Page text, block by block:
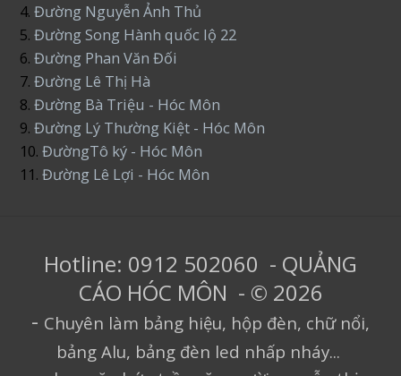
4. Đường Nguyễn Ảnh Thủ
5.Đường Song Hành quốc lộ 22
6.Đường Phan Văn Đối
7. Đường Lê Thị Hà
8.Đường Bà Triệu - Hóc Môn
9.Đường Lý Thường Kiệt - Hóc Môn
10.ĐườngTô ký - Hóc Môn
11.Đường Lê Lợi - Hóc Môn
Hotline: 0912 502060 - QUẢNG
CÁO HÓC MÔN - © 2026
- Chuyên làm bảng hiệu, hộp đèn, chữ nổi,
bảng Alu, bảng đèn led nhấp nháy...